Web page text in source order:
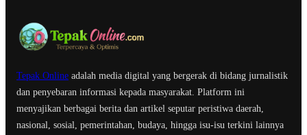
Tepak Online adalah media digital yang bergerak di bidang jurnalistik
dan penyebaran informasi kepada masyarakat. Platform ini
menyajikan berbagai berita dan artikel seputar peristiwa daerah,
nasional, sosial, pemerintahan, budaya, hingga isu-isu terkini lainnya